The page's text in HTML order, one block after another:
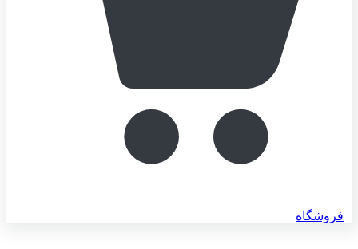
فروشگاه